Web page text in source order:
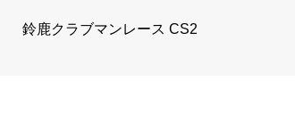
鈴鹿クラブマンレース CS2